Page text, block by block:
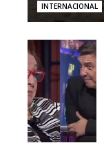
INTERNACIONAL